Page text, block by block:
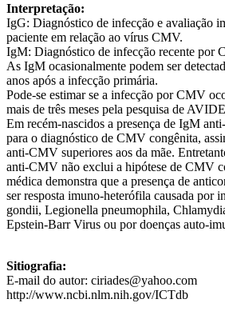
Interpretação:
IgG: Diagnóstico de infecção e avaliação
paciente em relação ao vírus CMV.
IgM: Diagnóstico de infecção recente por
As IgM ocasionalmente podem ser
anos após a infecção primária.
Pode-se estimar se a infecção por CMV
mais de três meses pela pesquisa de
Em recém-nascidos a presença de IgM
para o diagnóstico de CMV congênita,
anti-CMV superiores aos da mãe.
anti-CMV não exclui a hipótese de CMV
médica demonstra que a presença de
ser resposta imuno-heterófila causada por
gondii, Legionella pneumophila,
Epstein-Barr Virus ou por doenças auto-
Sitiografia:
E-mail do autor: ciriades@yahoo.com
http://www.ncbi.nlm.nih.gov/ICTdb